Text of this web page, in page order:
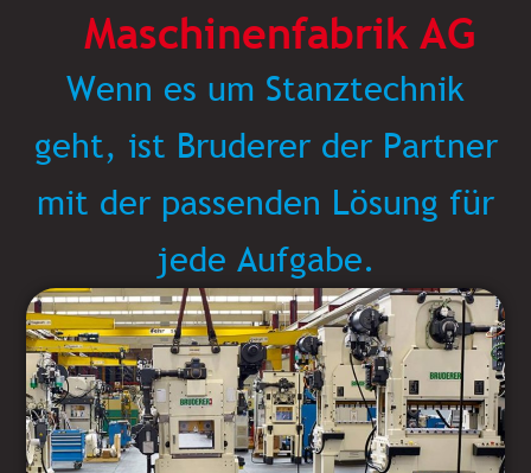
Maschinenfabrik AG
Wenn es um Stanztechnik
geht, ist Bruderer der Partner
mit der passenden Lösung für
jede Aufgabe.